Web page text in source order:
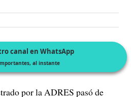
canal en WhatsApp
al instante
por la ADRES pasó de